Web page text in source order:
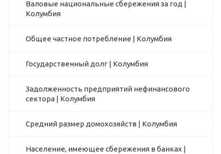
Валовые национальные сбережения за год |
Колумбия
Общее частное потребление | Колумбия
Государственный долг | Колумбия
Задолженность предприятий нефинансового
сектора | Колумбия
Средний размер домохозяйств | Колумбия
Население, имеющее сбережения в банках |